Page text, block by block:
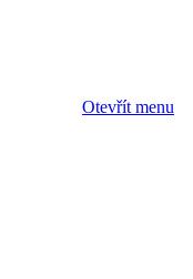
Otevřít menu